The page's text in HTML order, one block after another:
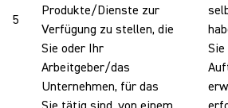
5
Produkte/Dienste zur
Verfügung zu stellen, die
Sie oder Ihr
Arbeitgeber/das
Unternehmen, für das